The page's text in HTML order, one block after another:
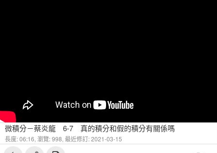
微積分－蔡炎龍 6-7 真的積分和假的積分有關係嗎
長度: 06:16, 瀏覽: 998, 最近修訂: 2021-03-15